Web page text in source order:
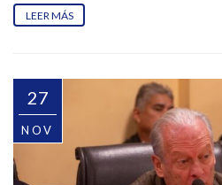
LEER MÁS
27
NOV